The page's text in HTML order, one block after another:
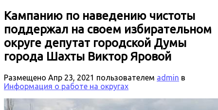
Кампанию по наведению чистоты
поддержал на своем избирательном
округе депутат городской Думы
города Шахты Виктор Яровой
Размещено Апр 23, 2021 пользователем admin в
Информация о работе на округах